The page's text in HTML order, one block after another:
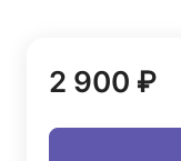
2 900 ₽